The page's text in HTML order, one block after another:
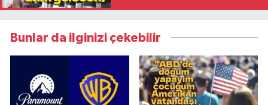
Bunlar da ilginizi çekebilir